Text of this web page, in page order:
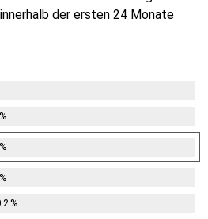
der ersten 24 Monate
%
%
%
%